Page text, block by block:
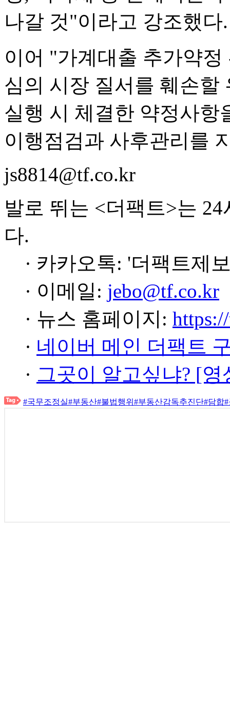
나갈 것"이라고 강조했다.
이어 "가계대출 추가약
심의 시장 질서를 훼손할
실행 시 체결한 약정사항
이행점검과 사후관리를
js8814@tf.co.kr
발로 뛰는 <더팩트>는
다.
· 카카오톡: '더팩트제
· 이메일: jebo@tf.co.kr
· 뉴스 홈페이지:
· 네이버 메인 더팩트
· 그곳이 알고싶냐? [
#국무조정실#부동산#불법행위 #부동산감독추진단#담합